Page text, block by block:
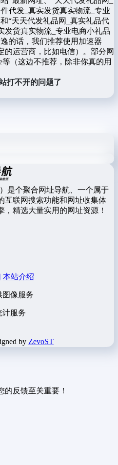
代发_真实发货真实物流_专业
“天天代发礼品网_真实礼品代
发货真实物流_专业电商小礼品
的话，我们推荐使用加速器
的运营商，比如电信）。部分网
（这边不推荐，除非你真的用
打不开的问题了
是个聚合网址导航、一个属于
互联网搜索功能和网址收集体
精选大量实用的网址资源！
本站介绍
图像服务
计服务
by ZevoST
的反馈至关重要！